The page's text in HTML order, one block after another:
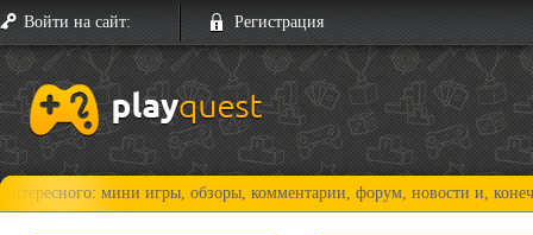
Войти на сайт: Регистрация
мини игры, обзоры, комментарии, форум, новости и, конечно,